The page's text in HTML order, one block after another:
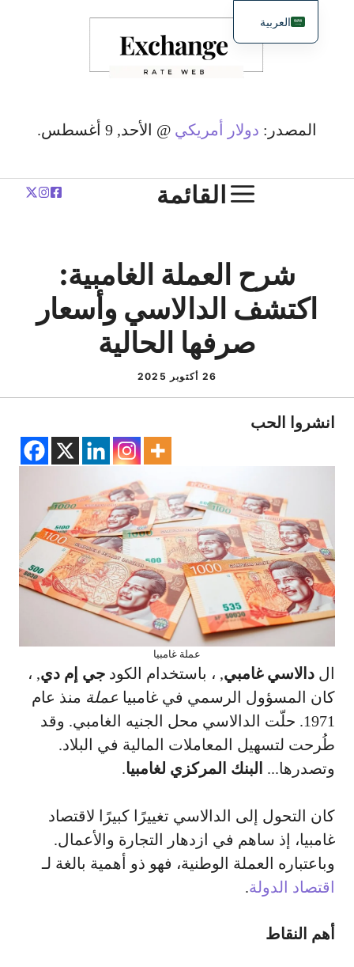
المصدر: دولار أمريكي @ الأحد, 9 أغسطس.
القائمة
شرح العملة الغامبية:
اكتشف الدالاسي وأسعار
صرفها الحالية
26 أكتوبر 2025
انشروا الحب
عملة غامبيا
ال دالاسي غامبي, ، باستخدام الكود جي إم دي, ،
كان المسؤول الرسمي في غامبيا عملة منذ عام
1971. حلّت الدالاسي محل الجنيه الغامبي. وقد
طُرحت لتسهيل المعاملات المالية في البلاد.
وتصدرها... البنك المركزي لغامبيا.
كان التحول إلى الدالاسي تغييرًا كبيرًا لاقتصاد
غامبيا، إذ ساهم في ازدهار التجارة والأعمال.
وباعتباره العملة الوطنية، فهو ذو أهمية بالغة لـ
اقتصاد الدولة.
أهم النقاط
العربية
English
简体中文
Deutsch
Polski